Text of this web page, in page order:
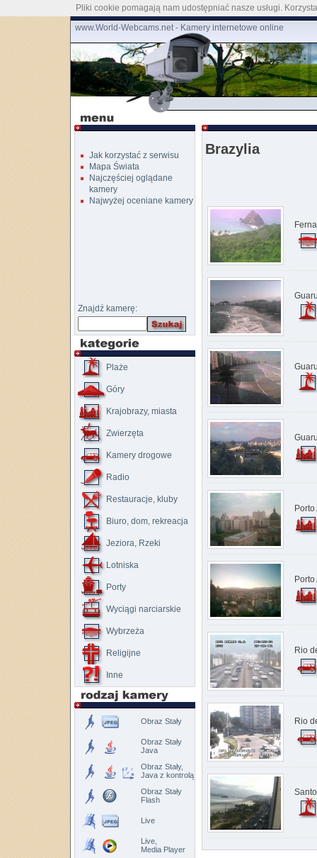
www.World-Webcams.net - Kamery internetowe online
Jak korzystać z serwisu
Mapa Świata
Najczęściej oglądane
kamery
Najwyżej oceniane kamery
Znajdź kamerę:
Plaże
Góry
Krajobrazy, miasta
Zwierzęta
Kamery drogowe
Radio
Restauracje, kluby
Biuro, dom, rekreacja
Jeziora, Rzeki
Lotniska
Porty
Wyciągi narciarskie
Wybrzeża
Religijne
Inne
Obraz Stały
Obraz Stały
Java
Obraz Stały,
Java z kontrolą
Obraz Stały
Flash
Live
Live,
Media Player
Brazylia
Rio
Rio
Pliki cookie pomagają nam udostępniać nasze usługi.